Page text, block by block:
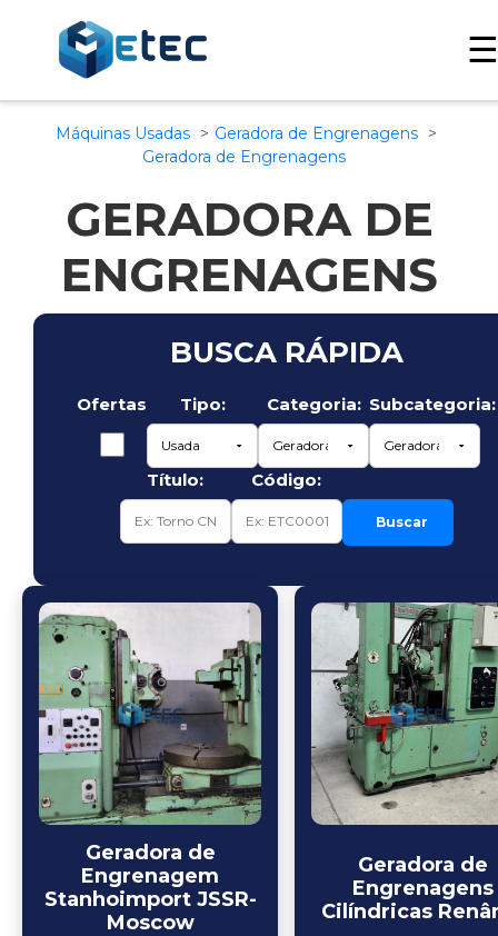
☰
Máquinas Usadas
Geradora de Engrenagens
Geradora de Engrenagens
GERADORA DE
ENGRENAGENS
BUSCA RÁPIDA
Ofertas Tipo: Categoria: Subcategoria:
Título: Código:
Buscar
Geradora de
Engrenagem
Stanhoimport JSSR-
Moscow
Geradora de
Engrenagens
Cilíndricas